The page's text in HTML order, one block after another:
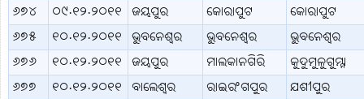
୬୭୪
୦୯.୧୨.୨୦୧୧ ଜୟପୁର କୋରାପୁଟ
କୋରାପୁଟ
୬୭୫
୧୦.୧୨.୨୦୧୧ ଭୁବନେଶ୍ବର ଭୁବନେଶ୍ବର
ଭୁବନେଶ୍ବର
୬୭୬
୧୦.୧୨.୨୦୧୧ ଜୟପୁର ମାଲକାନଗିରି
କୁଦୁମୁଳୁଗୁମ୍ମା
୬୭୭
୧୦.୧୨.୨୦୧୧ ବାଲେଶ୍ବର ରାଇରଂଗପୁର
ଯଶୀପୁର